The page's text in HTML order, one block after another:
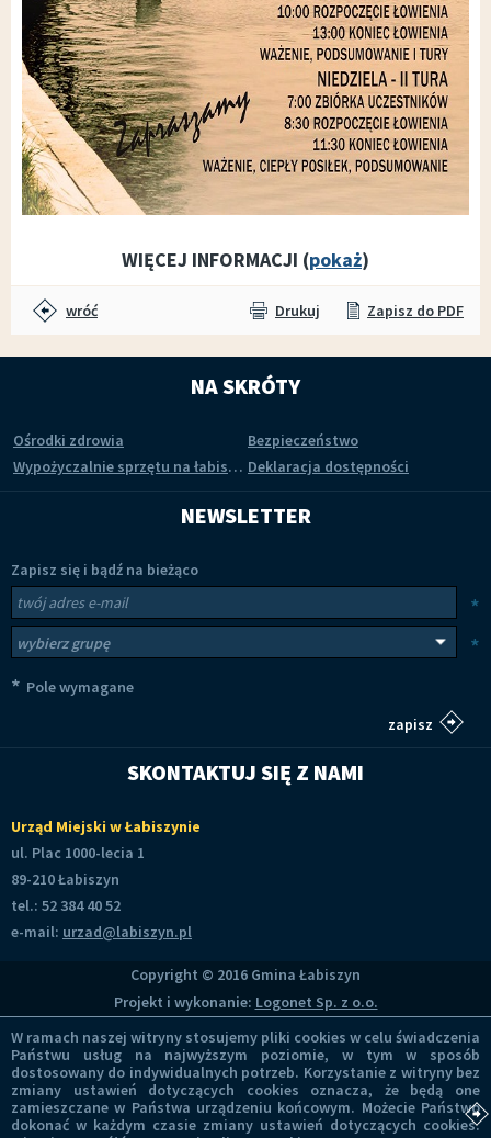
WIĘCEJ INFORMACJI (pokaż)
wróć Drukuj Zapisz do PDF
NA SKRÓTY
Ośrodki zdrowia
Bezpieczeństwo
Wypożyczalnie sprzętu na łabiszyńskiej wyspie Deklaracja dostępności
NEWSLETTER
Zapisz się i bądź na bieżąco
Newsletter
*
*
* Pole wymagane
SKONTAKTUJ SIĘ Z NAMI
Urząd Miejski w Łabiszynie
ul. Plac 1000-lecia 1
89-210 Łabiszyn
tel.: 52 384 40 52
e-mail: urzad@labiszyn.pl
Copyright © 2016 Gmina Łabiszyn
Projekt i wykonanie: Logonet Sp. z o.o.
W ramach naszej witryny stosujemy pliki cookies w celu świadczenia
Państwu usług na najwyższym poziomie, w tym w sposób
dostosowany do indywidualnych potrzeb. Korzystanie z witryny bez
zmiany ustawień dotyczących cookies oznacza, że będą one
zamieszczane w Państwa urządzeniu końcowym. Możecie Państwo
dokonać w każdym czasie zmiany ustawień dotyczących cookies.